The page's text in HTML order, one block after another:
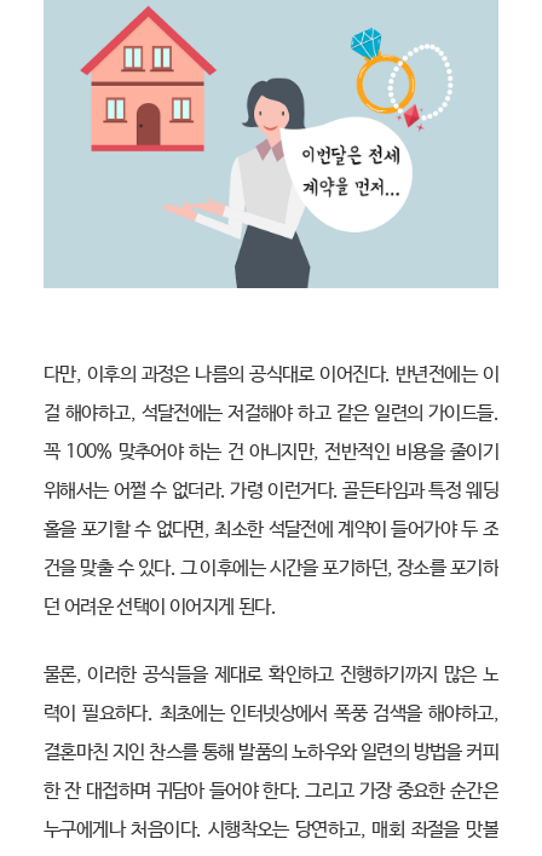
다만, 이후의 과정은 나름의 공식대로 이어진다. 반년전에는 이
걸 해야하고, 석달전에는 저걸해야 하고 같은 일련의 가이드들.
꼭 100% 맞추어야 하는 건 아니지만, 전반적인 비용을 줄이기
위해서는 어쩔 수 없더라. 가령 이런거다. 골든타임과 특정 웨딩
홀을 포기할 수 없다면, 최소한 석달전에 계약이 들어가야 두 조
건을 맞출 수 있다. 그 이후에는 시간을 포기하던, 장소를 포기하
던 어려운 선택이 이어지게 된다.
물론, 이러한 공식들을 제대로 확인하고 진행하기까지 많은 노
력이 필요하다. 최초에는 인터넷상에서 폭풍 검색을 해야하고,
결혼마친 지인 찬스를 통해 발품의 노하우와 일련의 방법을 커피
한 잔 대접하며 귀담아 들어야 한다. 그리고 가장 중요한 순간은
누구에게나 처음이다. 시행착오는 당연하고, 매회 좌절을 맛볼